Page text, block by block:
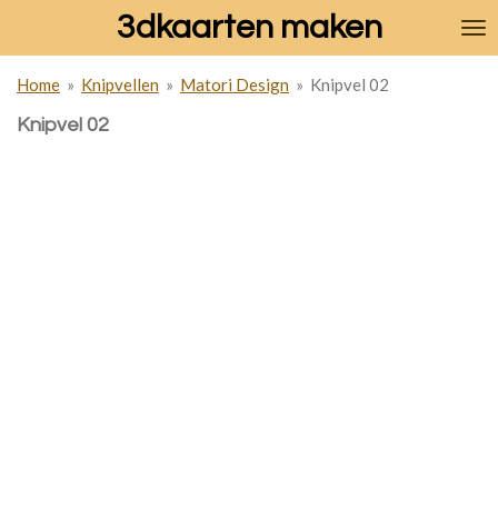
de
hoofdinhoud
3dkaarten maken
Home » Knipvellen » Matori Design » Knipvel 02
Knipvel 02